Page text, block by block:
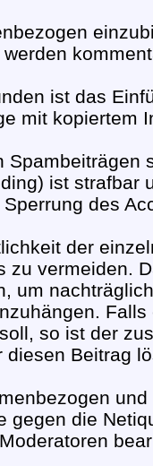
ist das
mit kopiertem
Spambeiträgen
ist strafbar
des
der
zu vermeiden.
um
so ist der
diesen Beitrag
gegen die